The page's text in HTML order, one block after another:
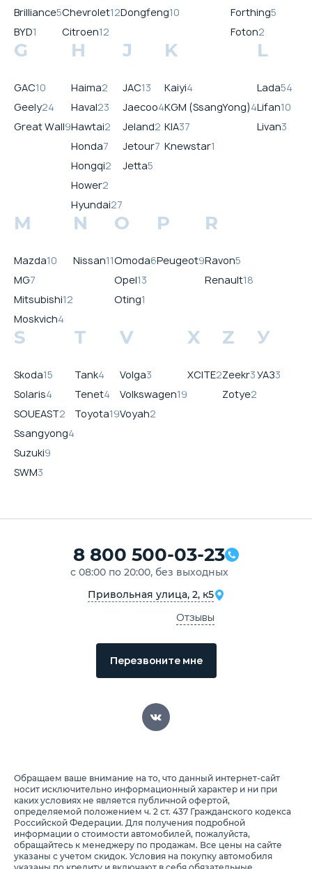
Brilliance5
BYD1
Chevrolet12
Citroen12
Dongfeng10
Forthing5
Foton2
G
GAC10
Geely24
Great Wall9
H
Haima2
Haval23
Hawtai2
Honda7
Hongqi2
Hower2
Hyundai27
J
JAC13
Jaecoo4
Jeland2
Jetour7
Jetta5
K
Kaiyi4
KGM (SsangYong)4
KIA37
Knewstar1
L
Lada54
Lifan10
Livan3
M
Mazda10
MG7
Mitsubishi12
Moskvich4
N
Nissan11
O
Omoda6
Opel13
Oting1
P
Peugeot9
R
Ravon5
Renault18
S
Skoda15
Solaris4
SOUEAST2
Ssangyong4
Suzuki9
SWM3
T
Tank4
Tenet4
Toyota19
V
Volga3
Volkswagen19
Voyah2
X
XCITE2
Z
Zeekr3
Zotye2
У
УАЗ3
8 800 500-03-23
с 08:00 по 20:00, без выходных
Привольная улица, 2, к5
Отзывы
Перезвоните мне
Обращаем ваше внимание на то, что данный интернет-сайт
носит исключительно информационный характер и ни при
каких условиях не является публичной офертой,
определяемой положением ч. 2 ст. 437 Гражданского кодекса
Российской Федерации. Для получения подробной
информации о стоимости автомобилей, пожалуйста,
обращайтесь к менеджеру по продажам. Все цены на сайте
указаны с учетом скидок. Условия на покупку автомобиля